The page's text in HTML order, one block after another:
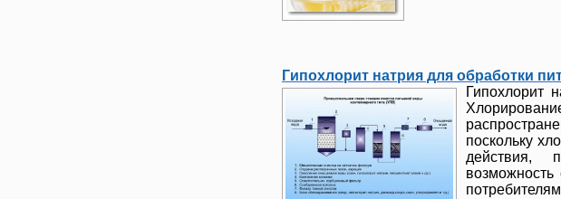
Гипохлорит натрия для обработки
Гипохлорит
поскольку
действия,
возможность